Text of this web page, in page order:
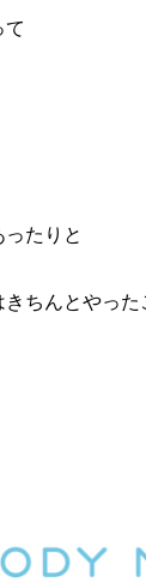
て
たりと
ちんとやっ